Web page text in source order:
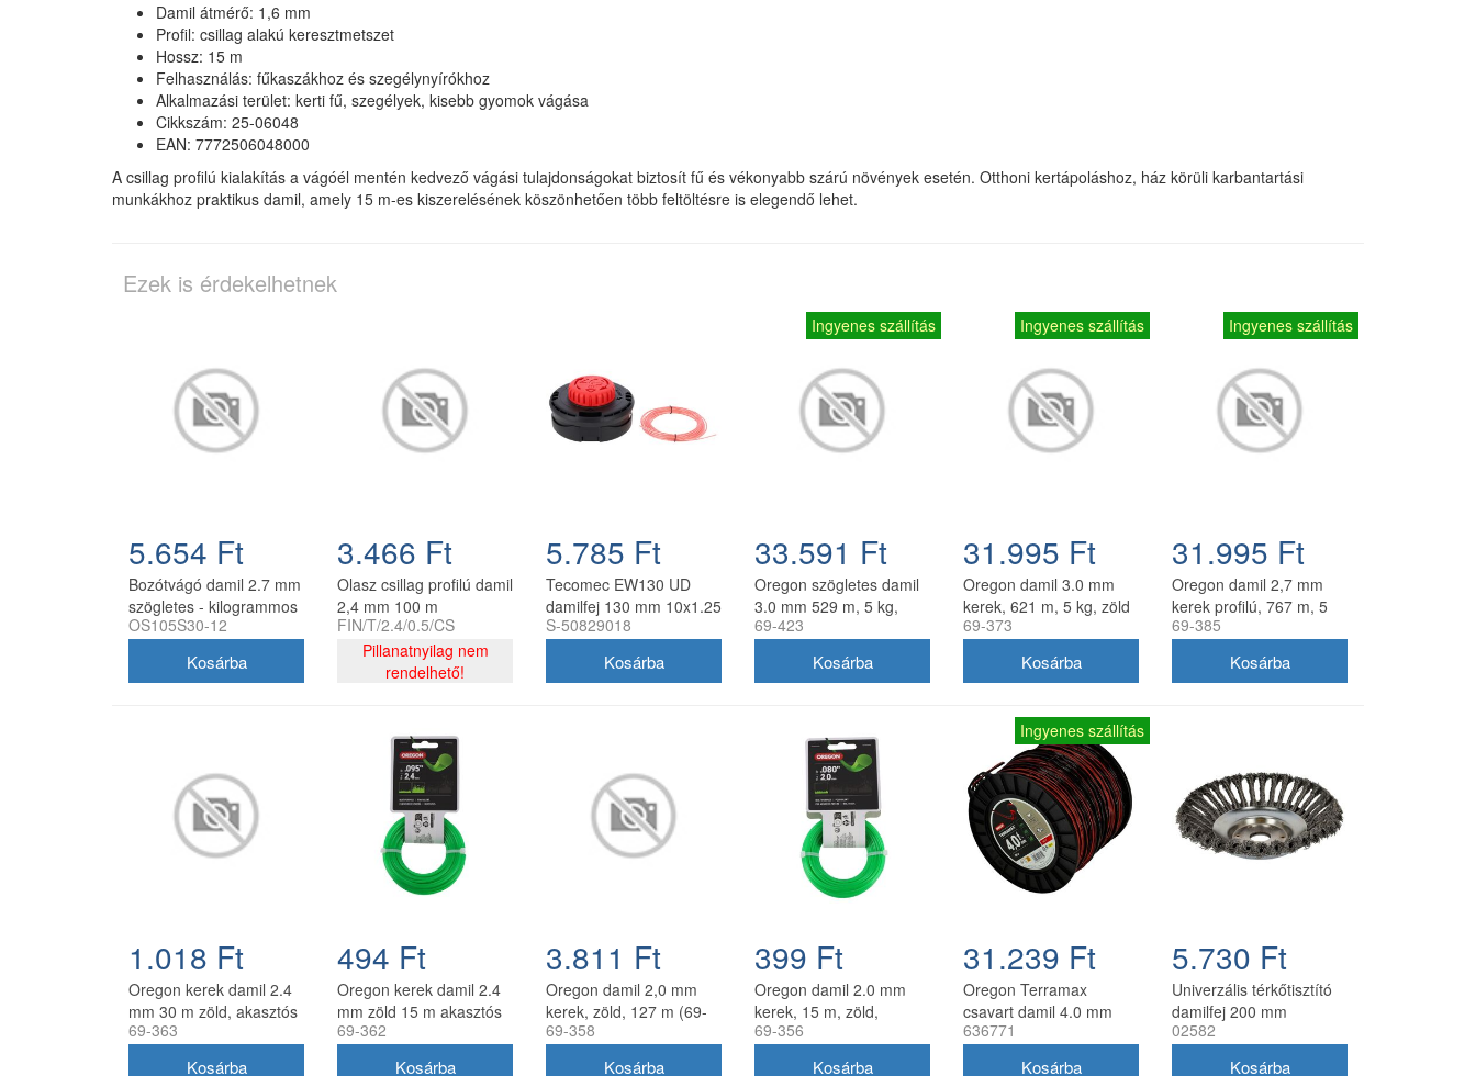
Damil átmérő: 1,6 mm
Profil: csillag alakú keresztmetszet
Hossz: 15 m
Felhasználás: fűkaszákhoz és szegélynyírókhoz
Alkalmazási terület: kerti fű, szegélyek, kisebb gyomok vágása
Cikkszám: 25-06048
EAN: 7772506048000
A csillag profilú kialakítás a vágóél mentén kedvező vágási tulajdonságokat biztosít fű és vékonyabb szárú növények esetén. Otthoni kertápoláshoz, ház körüli karbantartási
munkákhoz praktikus damil, amely 15 m-es kiszerelésének köszönhetően több feltöltésre is elegendő lehet.
Ezek is érdekelhetnek
5.654 Ft
Bozótvágó damil 2.7 mm
szögletes - kilogrammos
kiszerelés
OS105S30-12
3.466 Ft
Olasz csillag profilú damil
2,4 mm 100 m
FIN/T/2.4/0.5/CS
Pillanatnyilag nem
rendelhető!
5.785 Ft
Tecomec EW130 UD
damilfej 130 mm 10x1.25
balos belső menettel
S-50829018
Ingyenes szállítás
33.591 Ft
Oregon szögletes damil
3.0 mm 529 m, 5 kg,
zöld
69-423
Ingyenes szállítás
31.995 Ft
Oregon damil 3.0 mm
kerek, 621 m, 5 kg, zöld
69-373
Ingyenes szállítás
31.995 Ft
Oregon damil 2,7 mm
kerek profilú, 767 m, 5
kg, zöld
69-385
1.018 Ft
Oregon kerek damil 2.4
mm 30 m zöld, akasztós
kiszerelés
69-363
494 Ft
Oregon kerek damil 2.4
mm zöld 15 m akasztós
kiszerelésben
69-362
3.811 Ft
Oregon damil 2,0 mm
kerek, zöld, 127 m (69-
358)
69-358
399 Ft
Oregon damil 2.0 mm
kerek, 15 m, zöld,
akasztós kiszerelés
69-356
Ingyenes szállítás
31.239 Ft
Oregon Terramax
csavart damil 4.0 mm
128 m
636771
5.730 Ft
Univerzális térkőtisztító
damilfej 200 mm
utángyártott, 25 mm
02582